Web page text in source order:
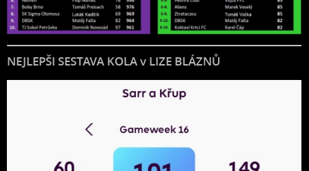
NEJLEPŠI SESTAVA KOLA v LIZE BLÁZNŮ